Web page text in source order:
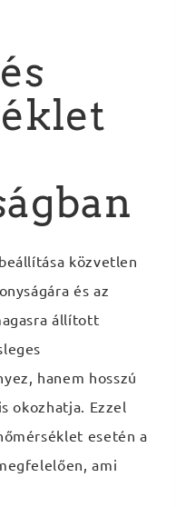
közvetlen
és az
állított
hanem hosszú
okozhatja. Ezzel
esetén a
ami